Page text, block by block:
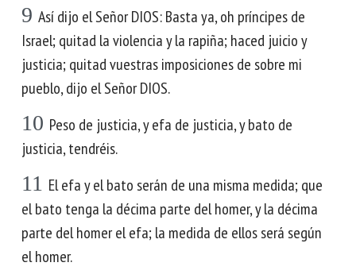
9 Así dijo el Señor DIOS: Basta ya, oh príncipes de
Israel; quitad la violencia y la rapiña; haced juicio y
justicia; quitad vuestras imposiciones de sobre mi
pueblo, dijo el Señor DIOS.
10 Peso de justicia, y efa de justicia, y bato de
justicia, tendréis.
11 El efa y el bato serán de una misma medida; que
el bato tenga la décima parte del homer, y la décima
parte del homer el efa; la medida de ellos será según
el homer.